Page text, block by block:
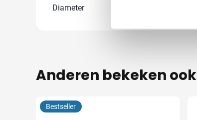
Diameter
Anderen bekeken ook
Bestseller